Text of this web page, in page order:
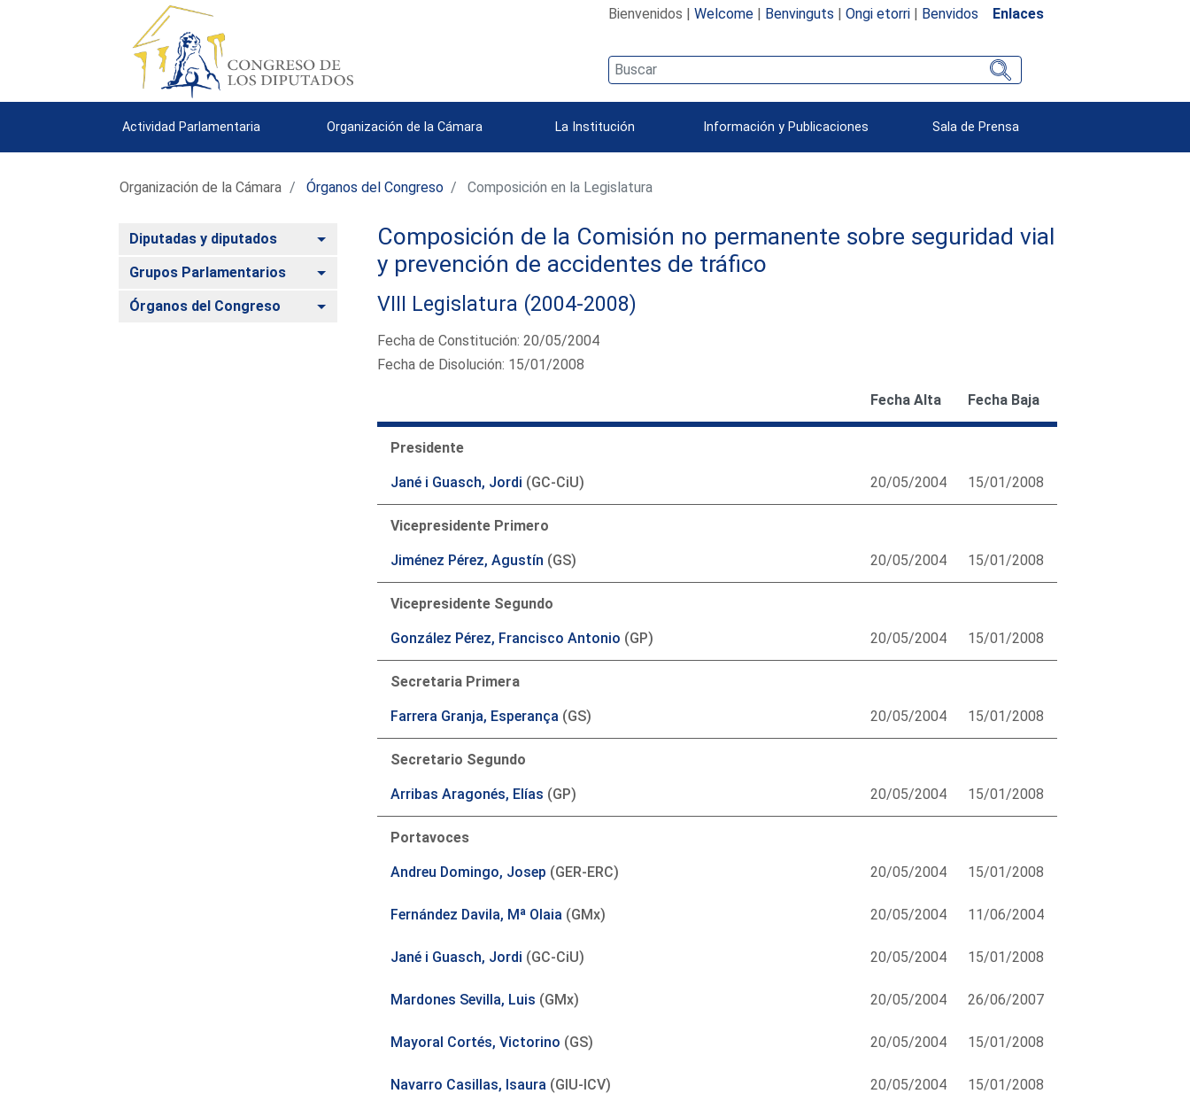
Bienvenidos | Welcome| Benvinguts | Ongi etorri| Benvidos Enlaces
Actividad Parlamentaria Organización de la Cámara La Institución Información y Publicaciones Sala de Prensa
Organización de la Cámara Órganos del Congreso Composición en la Legislatura
Diputadas y diputados Alternar
Grupos Parlamentarios Alternar
Órganos del Congreso Alternar
Composición de la Comisión no permanente sobre seguridad vial
y prevención de accidentes de tráfico
VIII Legislatura (2004-2008)
Fecha de Constitución: 20/05/2004
Fecha de Disolución: 15/01/2008
Fecha Alta Fecha Baja
Presidente
Jané i Guasch, Jordi (GC-CiU) 20/05/2004 15/01/2008
Vicepresidente Primero
Jiménez Pérez, Agustín (GS) 20/05/2004 15/01/2008
Vicepresidente Segundo
González Pérez, Francisco Antonio (GP) 20/05/2004 15/01/2008
Secretaria Primera
Farrera Granja, Esperança (GS) 20/05/2004 15/01/2008
Secretario Segundo
Arribas Aragonés, Elías (GP) 20/05/2004 15/01/2008
Portavoces
Andreu Domingo, Josep (GER-ERC) 20/05/2004 15/01/2008
Fernández Davila, Mª Olaia (GMx) 20/05/2004 11/06/2004
Jané i Guasch, Jordi (GC-CiU) 20/05/2004 15/01/2008
Mardones Sevilla, Luis (GMx) 20/05/2004 26/06/2007
Mayoral Cortés, Victorino (GS) 20/05/2004 15/01/2008
Navarro Casillas, Isaura (GIU-ICV) 20/05/2004 15/01/2008